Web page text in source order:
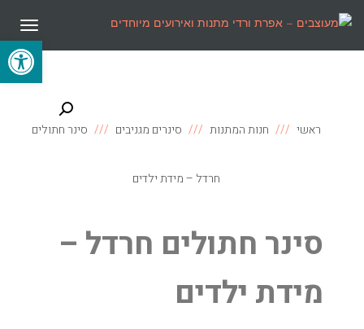
ראשי חנות המתנות סינרים מגניבים סינר חתולים
חרדל – מידת ילדים
סינר חתולים חרדל –
מידת ילדים
פתח